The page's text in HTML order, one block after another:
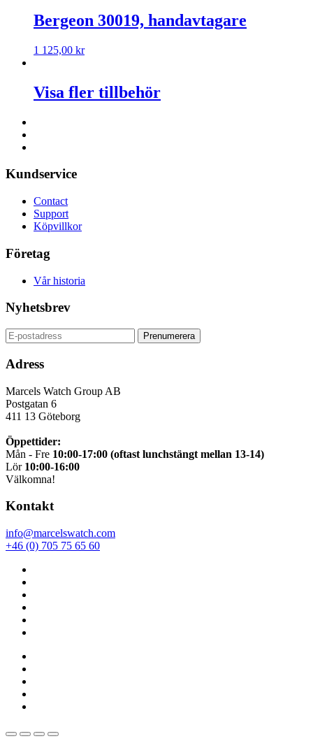
Bergeon 30019, handavtagare
1 125,00 kr
Visa fler tillbehör
Kundservice
Contact
Support
Köpvillkor
Företag
Vår historia
Nyhetsbrev
Adress
Marcels Watch Group AB
Postgatan 6
411 13 Göteborg
Öppettider:
Mån - Fre 10:00-17:00 (oftast lunchstängt mellan 13-14)
Lör 10:00-16:00
Välkomna!
Kontakt
info@marcelswatch.com
+46 (0) 705 75 65 60